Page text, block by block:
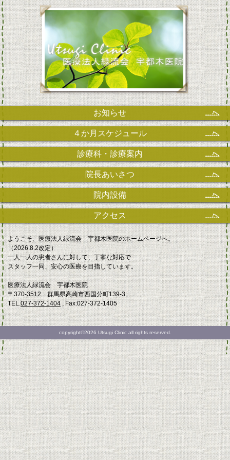
お知らせ
４か月スケジュール
診療科・診療案内
院長あいさつ
院内設備
アクセス
ようこそ、医療法人緑流会 宇都木医院のホームページへ。
（2026.8.2改定）
一人一人の患者さんに対して、丁寧な対応で
スタッフ一同、安心の医療を目指しています。
医療法人緑流会 宇都木医院
〒370-3512 群馬県高崎市西国分町139-3
TEL.027-372-1404, Fax:027-372-1405
copyright©2026 Utsugi Clinic all rights reserved.